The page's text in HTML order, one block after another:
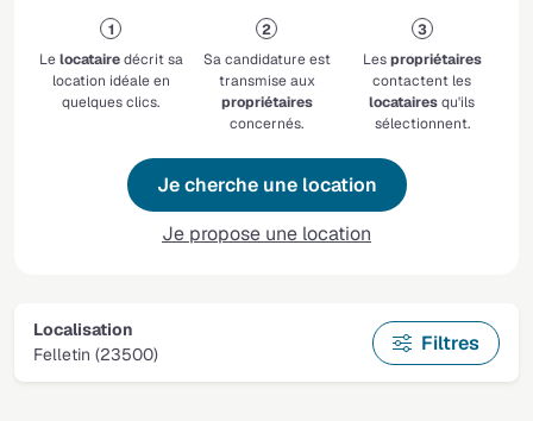
Lelocatairedécrit sa
location idéale en
quelques clics.
Sa candidature est
transmise aux
propriétaires
concernés.
Lespropriétaires
contactent les
locatairesqu'ils
sélectionnent.
Je cherche une location
Je propose une location
Localisation
Felletin (23500)
Filtres